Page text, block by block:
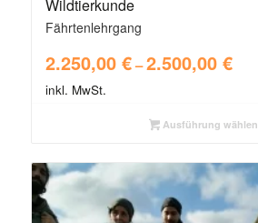
Wildtierkunde
Fährtenlehrgang
2.250,00 €–2.500,00 €
inkl. MwSt.
Ausführung wählen